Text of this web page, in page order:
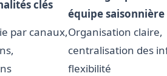
clés
équipe saisonnière
par canaux,Organisation claire,
centralisation des
flexibilité